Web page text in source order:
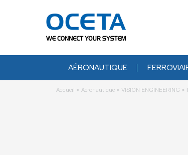
AÉRONAUTIQUE
Accueil > Aéronautique > VISION ENGINEERING >